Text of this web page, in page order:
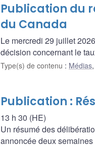
Publication du
du Canada
Le mercredi 29 juillet
décision concernant le
Type(s) de contenu : Médias,
Publication :
13 h 30 (HE)
Un résumé des
annoncée deux